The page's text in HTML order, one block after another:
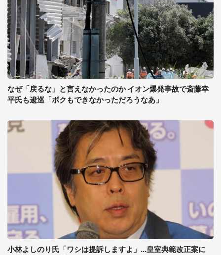
なぜ「戻るな」と言えなかったのか イオン爆発事故で斎藤幸
平氏も逡巡「ボクもできなかっただろうなあ」
小林よしのり氏「ワシは提訴しますよ」...皇室典範改正案に